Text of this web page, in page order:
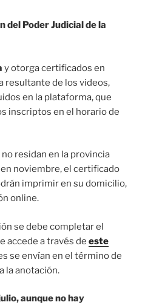
del Poder Judicial de la
y otorga certificados en
resultante de los videos,
en la plataforma, que
inscriptos en el horario de
residan en la provincia
noviembre, el certificado
imprimir en su domicilio,
online.
se debe completar el
accede a través de este
se envían en el término de
la anotación.
aunque no hay